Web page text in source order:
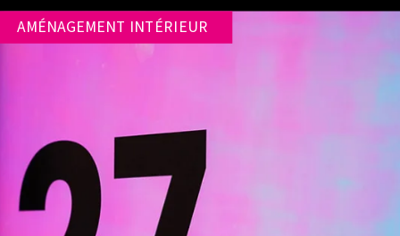
AMÉNAGEMENT INTÉRIEUR